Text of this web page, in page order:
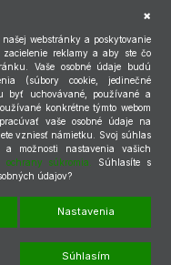
webstránky a poskytovanie
reklamy a aby ste čo
Vaše osobné údaje budú
(súbory cookie, jedinečné
byť uchovávané, používané a
konkrétne týmto webom
vaše osobné údaje na
vzniesť námietku. Svoj súhlas
a možnosti nastavenia vašich
ochrany súkromia.
Súhlasíte s
údajov?
Nastavenia
Súhlasím